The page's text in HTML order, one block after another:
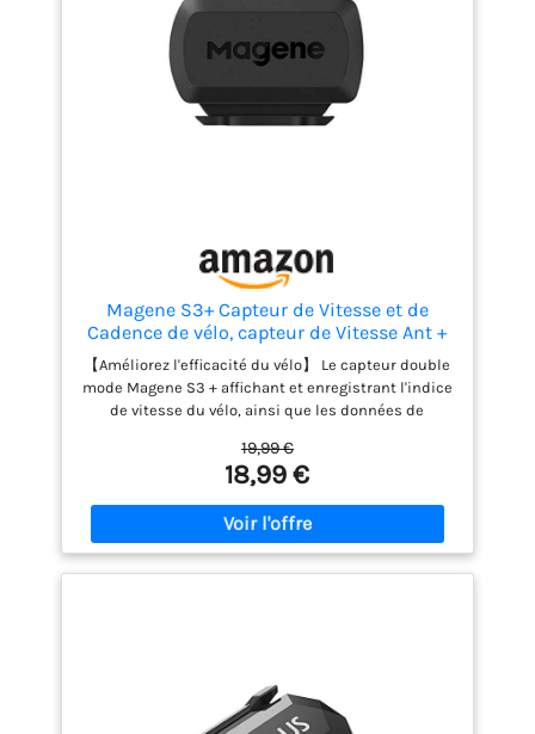
Magene S3+ Capteur de Vitesse et de
Cadence de vélo, capteur de Vitesse Ant +
et Buletooth 4.0 Wireless Bicycle RPM
【Améliorez l'efficacité du vélo】 Le capteur double
mode Magene S3 + affichant et enregistrant l'indice
de vitesse du vélo, ainsi que les données de
conditions. Si vous voulez avoir les données de
cadence et de vitesse en même temps, deux
capteurs sont nécessaires. 【ANT + et Bluetooth
4.0】 Les capteurs sont compatibles avec tous les
appareils prenant en charge les protocoles
standard ANT +, tels que Garmin, Bryton, iGPSPORT,
confirmer la compatibilité des appareils
intelligents / applications que vous utilisez avant
d'acheter) 【Mode double vitesse et cadence】
19,99 €
18,99 €